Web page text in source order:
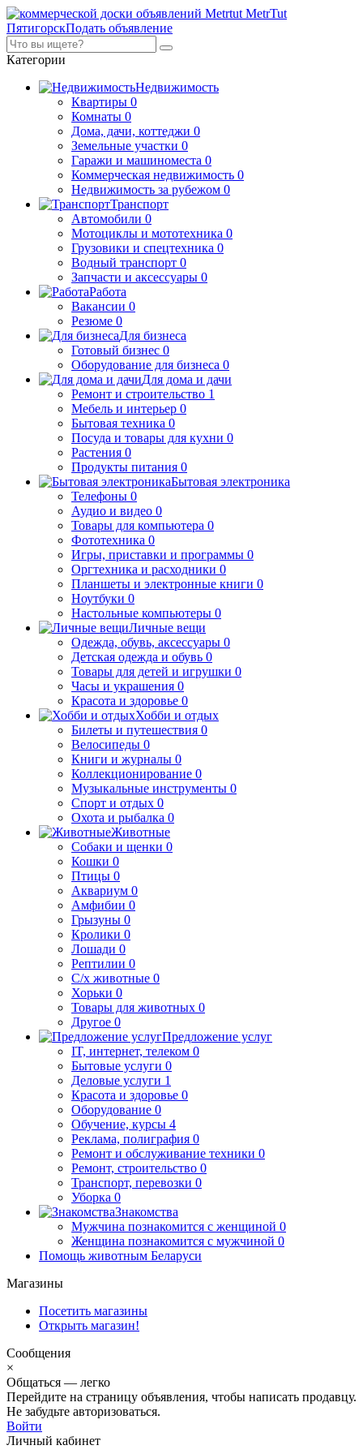
MetrTut
ПятигорскПодать объявление
Категории
Недвижимость
Квартиры 0
Комнаты 0
Дома, дачи, коттеджи 0
Земельные участки 0
Гаражи и машиноместа 0
Коммерческая недвижимость 0
Недвижимость за рубежом 0
Транспорт
Автомобили 0
Мотоциклы и мототехника 0
Грузовики и спецтехника 0
Водный транспорт 0
Запчасти и аксессуары 0
Работа
Вакансии 0
Резюме 0
Для бизнеса
Готовый бизнес 0
Оборудование для бизнеса 0
Для дома и дачи
Ремонт и строительство 1
Мебель и интерьер 0
Бытовая техника 0
Посуда и товары для кухни 0
Растения 0
Продукты питания 0
Бытовая электроника
Телефоны 0
Аудио и видео 0
Товары для компьютера 0
Фототехника 0
Игры, приставки и программы 0
Оргтехника и расходники 0
Планшеты и электронные книги 0
Ноутбуки 0
Настольные компьютеры 0
Личные вещи
Одежда, обувь, аксессуары 0
Детская одежда и обувь 0
Товары для детей и игрушки 0
Часы и украшения 0
Красота и здоровье 0
Хобби и отдых
Билеты и путешествия 0
Велосипеды 0
Книги и журналы 0
Коллекционирование 0
Музыкальные инструменты 0
Спорт и отдых 0
Охота и рыбалка 0
Животные
Собаки и щенки 0
Кошки 0
Птицы 0
Аквариум 0
Амфибии 0
Грызуны 0
Кролики 0
Лошади 0
Рептилии 0
С/х животные 0
Хорьки 0
Товары для животных 0
Другое 0
Предложение услуг
IT, интернет, телеком 0
Бытовые услуги 0
Деловые услуги 1
Красота и здоровье 0
Оборудование 0
Обучение, курсы 4
Реклама, полиграфия 0
Ремонт и обслуживание техники 0
Ремонт, строительство 0
Транспорт, перевозки 0
Уборка 0
Знакомства
Мужчина познакомится с женщиной 0
Женщина познакомится с мужчиной 0
Помощь животным Беларуси
Магазины
Посетить магазины
Открыть магазин!
Сообщения
×
Общаться — легко
Перейдите на страницу объявления, чтобы написать продавцу.
Не забудьте авторизоваться.
Войти
Личный кабинет